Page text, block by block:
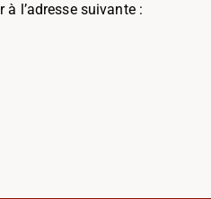
l’adresse suivante :